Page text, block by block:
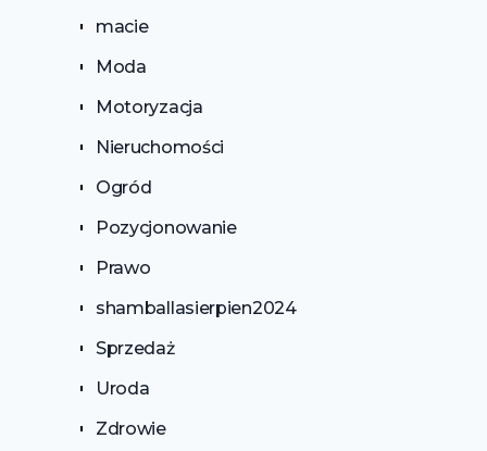
macie
Moda
Motoryzacja
Nieruchomości
Ogród
Pozycjonowanie
Prawo
shamballasierpien2024
Sprzedaż
Uroda
Zdrowie